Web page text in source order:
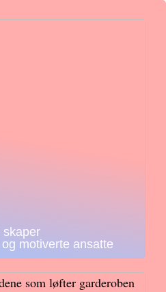
skaper
motiverte ansatte